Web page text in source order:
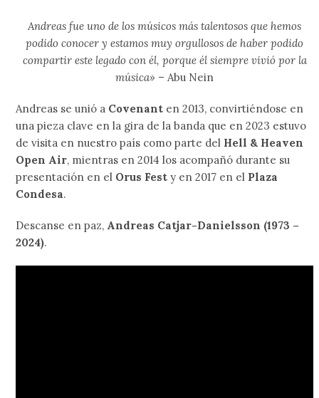
Andreas fue uno de los músicos más talentosos que hemos
podido conocer y estamos muy orgullosos de haber podido
compartir este legado con él, porque él siempre vivió por la
música» – Abu Nein
Andreas se unió a Covenant en 2013, convirtiéndose en
una pieza clave en la gira de la banda que en 2023 estuvo
de visita en nuestro país como parte del Hell & Heaven
Open Air, mientras en 2014 los acompañó durante su
presentación en el Orus Fest y en 2017 en el Plaza
Condesa.
Descanse en paz, Andreas Catjar-Danielsson (1973 –
2024).